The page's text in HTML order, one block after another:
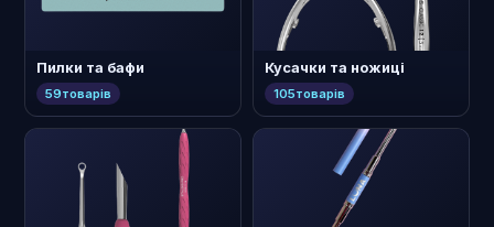
Пилки та бафи
59товарів
Кусачки та ножиці
105товарів